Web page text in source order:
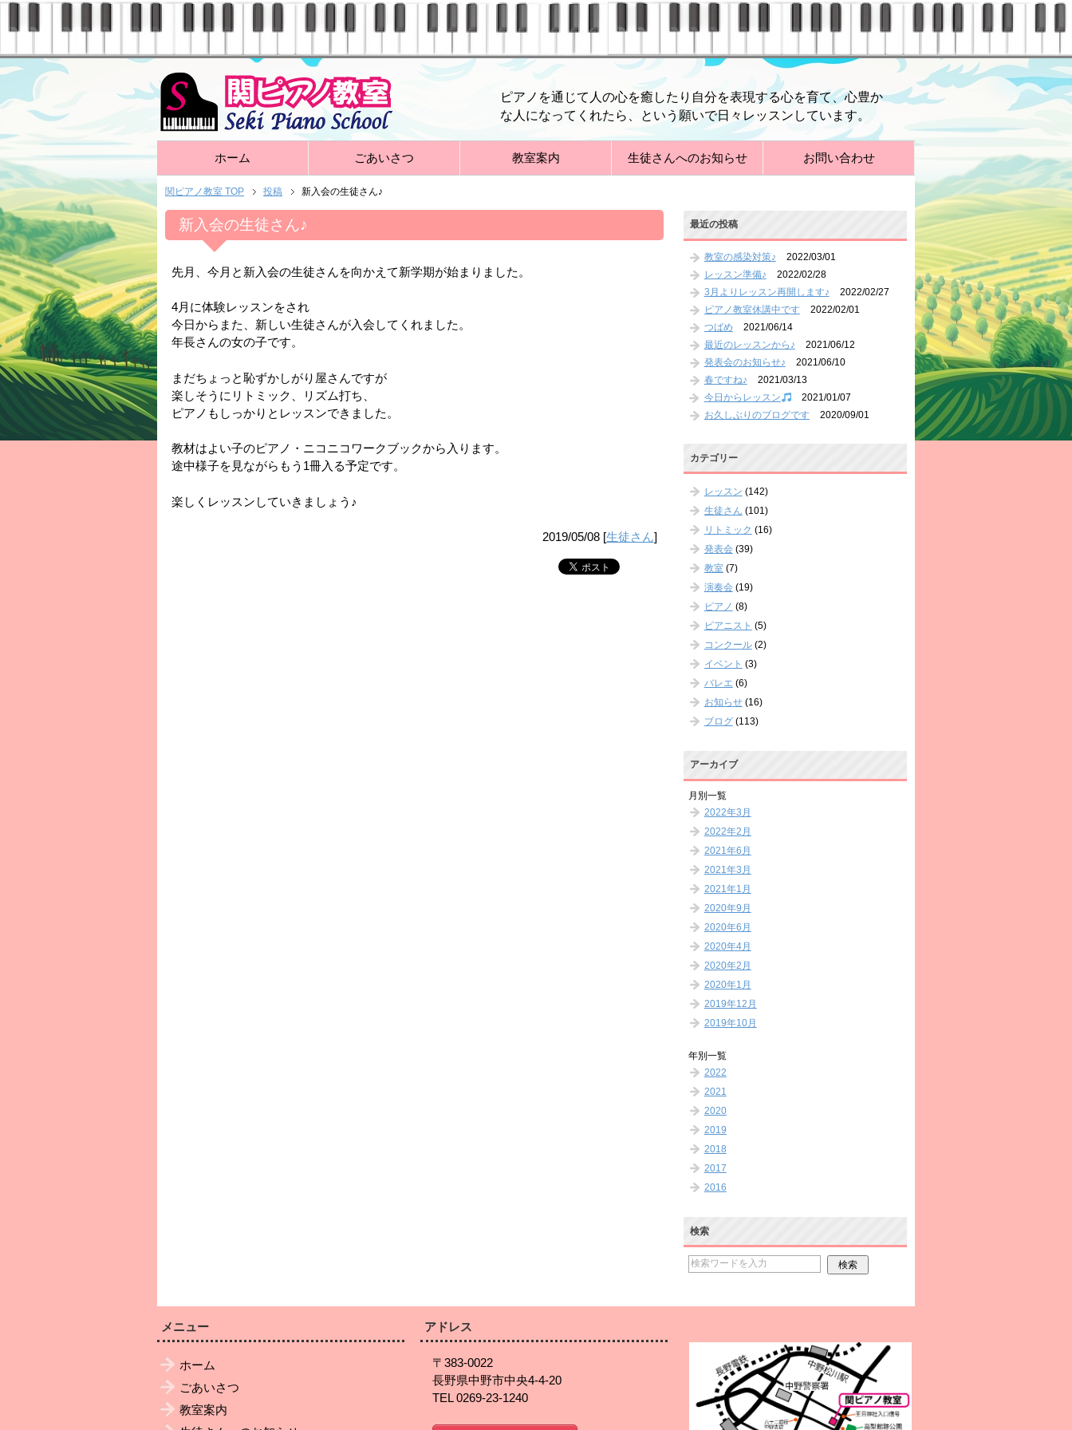
ピアノを通じて人の心を癒したり自分を表現する心を育て、心豊か
な人になってくれたら、という願いで日々レッスンしています。
ホーム ごあいさつ 教室案内 生徒さんへのお知らせ お問い合わせ
関ピアノ教室 TOP 投稿 新入会の生徒さん♪
新入会の生徒さん♪
先月、今月と新入会の生徒さんを向かえて新学期が始まりました。
4月に体験レッスンをされ
今日からまた、新しい生徒さんが入会してくれました。
年長さんの女の子です。
まだちょっと恥ずかしがり屋さんですが
楽しそうにリトミック、リズム打ち、
ピアノもしっかりとレッスンできました。
教材はよい子のピアノ・ニコニコワークブックから入ります。
途中様子を見ながらもう1冊入る予定です。
楽しくレッスンしていきましょう♪
2019/05/08[生徒さん]
最近の投稿
教室の感染対策♪
2022/03/01
レッスン準備♪
2022/02/28
3月よりレッスン再開します♪
2022/02/27
ピアノ教室休講中です
2022/02/01
つばめ
2021/06/14
最近のレッスンから♪
2021/06/12
発表会のお知らせ♪
2021/06/10
春ですね♪
2021/03/13
今日からレッスン
2021/01/07
お久しぶりのブログです
2020/09/01
カテゴリー
レッスン (142)
生徒さん (101)
リトミック (16)
発表会(39)
教室(7)
演奏会(19)
ピアノ (8)
ピアニスト (5)
コンクール(2)
イベント (3)
バレエ (6)
お知らせ(16)
ブログ(113)
アーカイブ
月別一覧
2022年3月
2022年2月
2021年6月
2021年3月
2021年1月
2020年9月
2020年6月
2020年4月
2020年2月
2020年1月
2019年12月
2019年10月
年別一覧
2022
2021
2020
2019
2018
2017
2016
検索
メニュー
ホーム
ごあいさつ
教室案内
アドレス
〒383-0022
長野県中野市中央4-4-20
TEL 0269-23-1240